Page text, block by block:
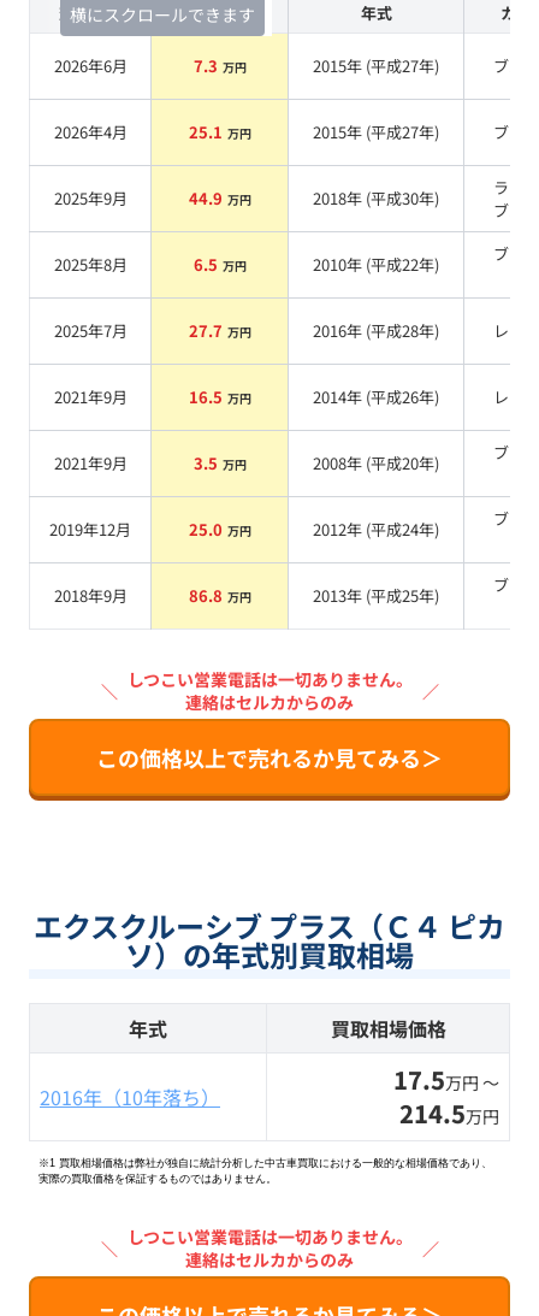
横にスクロールできます
査定時期 セルカ実績 年式 カラ
2026年6月 7.3 万円 2015年 (平成27年) ブルー
2026年4月 25.1 万円 2015年 (平成27年) ブルー
2025年9月 44.9 万円 2018年 (平成30年)
ラズ
ブルー
2025年8月 6.5 万円 2010年 (平成22年)
ブラ
2025年7月 27.7 万円 2016年 (平成28年) レッド
2021年9月 16.5 万円 2014年 (平成26年) レッド
2021年9月 3.5 万円 2008年 (平成20年)
ブラ
2019年12月 25.0 万円 2012年 (平成24年)
ブラ
2018年9月 86.8 万円 2013年 (平成25年)
ブラ
＼ しつこい営業電話は一切ありません。
連絡はセルカからのみ
／
この価格以上で売れるか見てみる＞
エクスクルーシブ プラス（Ｃ４ ピカ
ソ）の年式別買取相場
年式 買取相場価格
2016年（10年落ち） 17.5万円 〜
214.5万円
※1 買取相場価格は弊社が独自に統計分析した中古車買取における一般的な相場価格であり、
実際の買取価格を保証するものではありません。
＼ しつこい営業電話は一切ありません。
連絡はセルカからのみ
／